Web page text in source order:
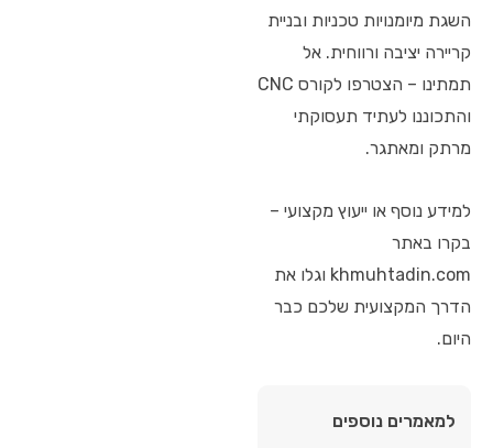
השגת מיומנויות טכניות ובניית
קריירה יציבה ורווחית. אל
תמתינו – הצטרפו לקורס CNC
והתכוננו לעתיד תעסוקתי
מרתק ומאתגר.
למידע נוסף או ייעוץ מקצועי –
בקרו באתר
khmuhtadin.com וגלו את
הדרך המקצועית שלכם כבר
היום.
למאמרים נוספים